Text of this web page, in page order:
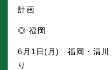
計画
◎ 福岡
6月1日(月) 福岡・清
り